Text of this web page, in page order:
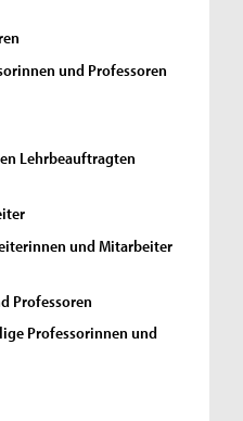
und Professoren
Lehrbeauftragten
und Mitarbeiter
Professoren
Professorinnen und